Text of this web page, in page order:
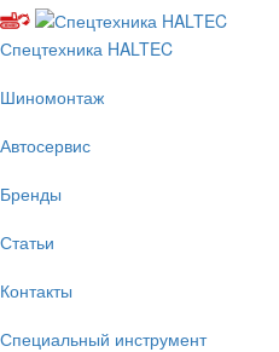
Спецтехника HALTEC
Шиномонтаж
Автосервис
Бренды
Статьи
Контакты
Специальный инструмент